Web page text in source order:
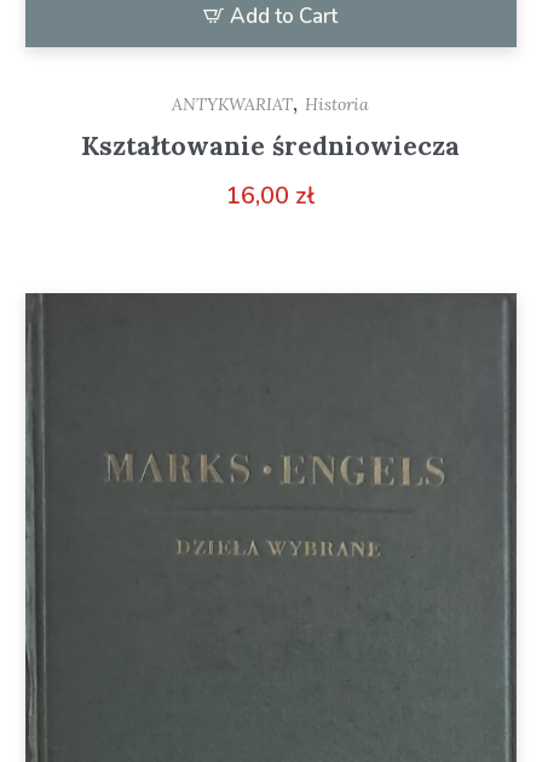
Add to Cart
ANTYKWARIAT,Historia
Kształtowanie średniowiecza
16,00 zł